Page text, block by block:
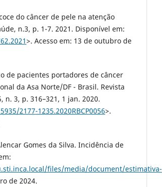
do câncer de pele na atenção
n.3, p. 1-7. 2021. Disponível em:
>. Acesso em: 13 de outubro de
de pacientes portadores de câncer
da Asa Norte/DF - Brasil. Revista
n. 3, p. 316–321, 1 jan. 2020.
2177-1235.2020RBCP0056>.
Gomes da Silva. Incidência de
files/media/document/estimativa-
de 2024.